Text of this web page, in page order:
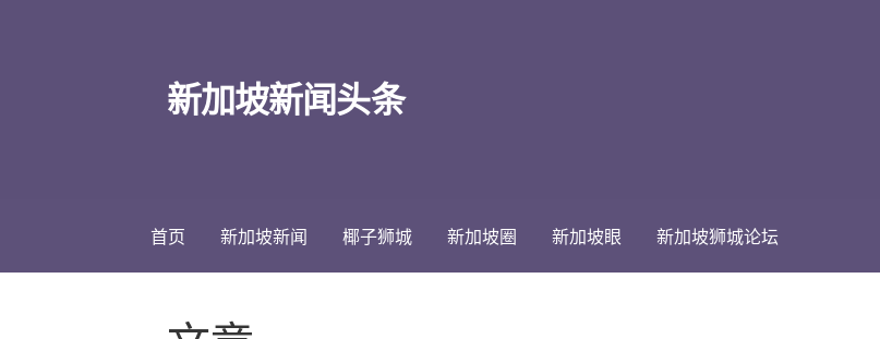
新加坡新闻头条
首页 新加坡新闻 椰子狮城 新加坡圈 新加坡眼 新加坡狮城论坛